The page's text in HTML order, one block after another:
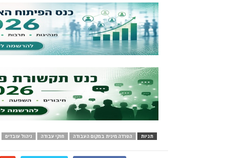
תגיות הטרדה מינית במקום העבודה חוקי עבודה ניהול עובדים